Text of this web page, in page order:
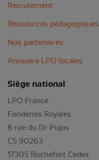
Recrutement
Ressources pédagogiques
Nos partenaires
Annuaire LPO locales
Siège national
LPO France
Fonderies Royales
8 rue du Dr Pujos
CS 90263
17305 Rochefort Cedex